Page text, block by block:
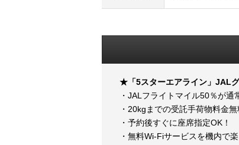
★「5スターエアライン」JAL
・JALフライトマイル50％が通
・20kgまでの受託手荷物料金無
・予約後すぐに座席指定OK！
・無料Wi-Fiサービスを機内で